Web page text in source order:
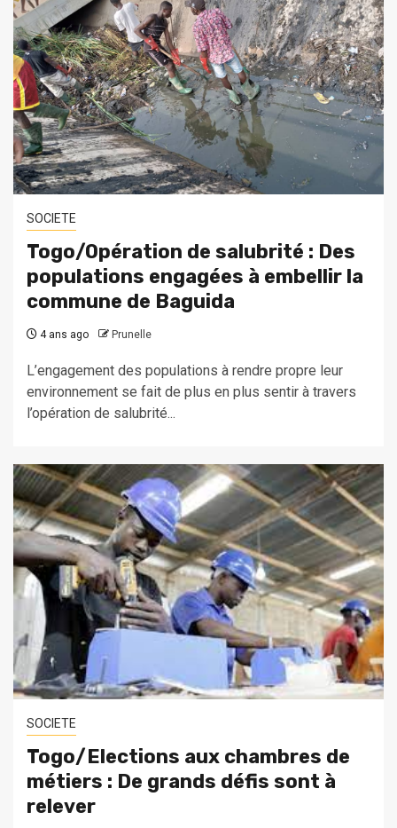
SOCIETE
Togo/Opération de salubrité : Des
populations engagées à embellir la
commune de Baguida
4 ans ago Prunelle
L’engagement des populations à rendre propre leur
environnement se fait de plus en plus sentir à travers
l’opération de salubrité...
SOCIETE
Togo/Elections aux chambres de
métiers : De grands défis sont à
relever